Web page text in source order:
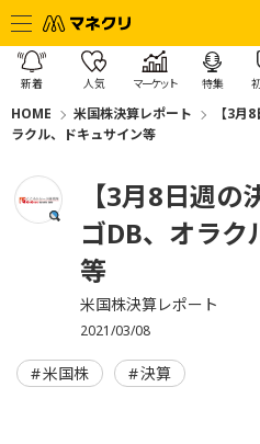
新着 人気 マーケット 特集
HOME 米国株決算レポート
【3月
ラクル、ドキュサイン等
【3月8日週
ゴDB、オラク
等
米国株決算レポート
2021/03/08
米国株 決算